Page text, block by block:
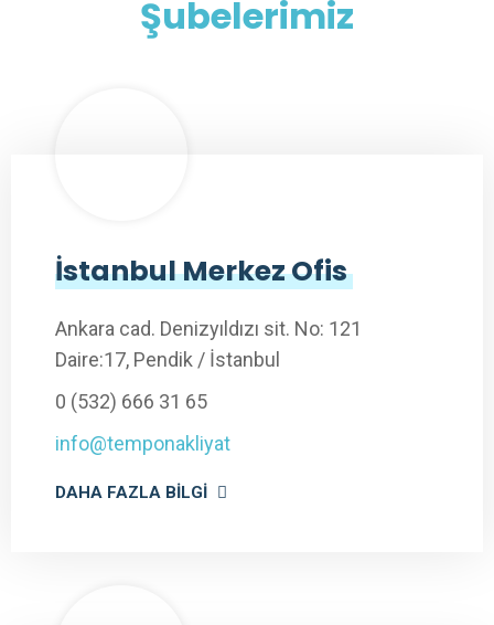
Şubelerimiz
İstanbul Merkez Ofis
Ankara cad. Denizyıldızı sit. No: 121
Daire:17, Pendik / İstanbul
0 (532) 666 31 65
info@temponakliyat
DAHA FAZLA BILGI